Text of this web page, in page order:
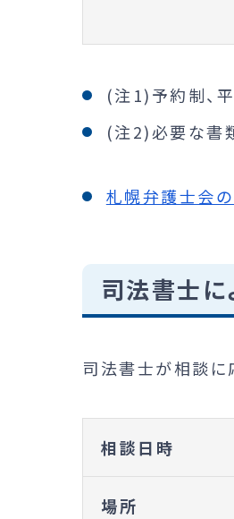
(注1)予約制、
(注2)必要な書
札幌弁護士会の
司法書士に
司法書士が相談に
相談日時
場所